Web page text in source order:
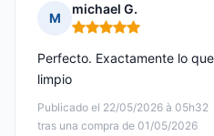
M
michael G.
Nota: 5 de 5
Publicado el 22/05/2026 à 05h32
tras una compra de 01/05/2026
Perfecto. Exactamente lo
limpio